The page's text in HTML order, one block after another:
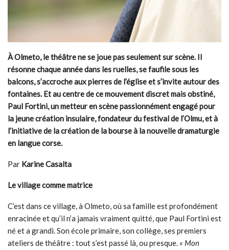
À Olmeto, le théâtre ne se joue pas seulement sur scène. Il
résonne chaque année dans les ruelles, se faufile sous les
balcons, s’accroche aux pierres de l’église et s’invite autour des
fontaines. Et au centre de ce mouvement discret mais obstiné,
Paul Fortini, un metteur en scène passionnément engagé pour
la jeune création insulaire, fondateur du festival de l’Olmu, et à
l’initiative de la création de la bourse à la nouvelle dramaturgie
en langue corse.
Par Karine Casalta
Le village comme matrice
C’est dans ce village, à Olmeto, où sa famille est profondément
enracinée et qu’il n’a jamais vraiment quitté, que Paul Fortini est
né et a grandi. Son école primaire, son collège, ses premiers
ateliers de théâtre : tout s’est passé là, ou presque. « Mon